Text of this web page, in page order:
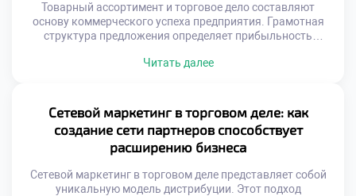
Товарный ассортимент и торговое дело составляют
основу коммерческого успеха предприятия. Грамотная
структура предложения определяет прибыльность
нужные ему позиции. Ошибки в подборе товаров ведут к
отражать потребности целевой аудитории. Рынок диктует
свои правила формирования матрицы. Статичный подход
губителен для […]
Читать далее
Сетевой маркетинг в торговом деле: как
создание сети партнеров способствует
расширению бизнеса
Сетевой маркетинг в торговом деле представляет собой
уникальную модель дистрибуции. Этот подход